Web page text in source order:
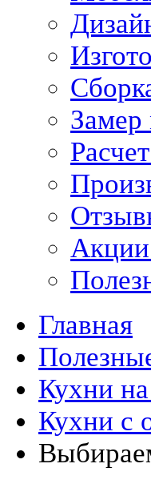
Замер
Акции
Главная
Кухни на
Кухни с